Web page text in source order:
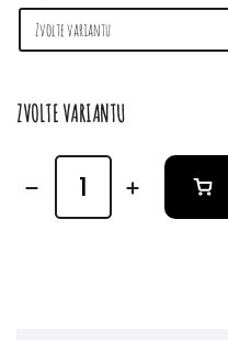
ZVOLTE VARIANTU